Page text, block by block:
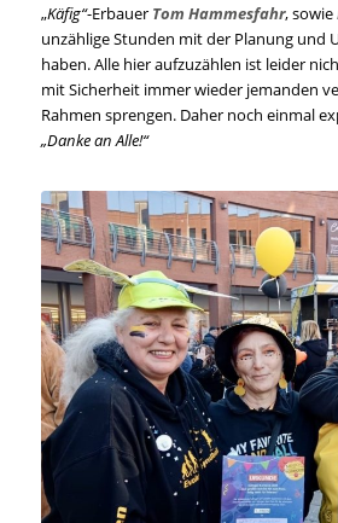
„Käfig“-Erbauer Tom Hammesfahr, sowie
unzählige Stunden mit der Planung und
haben. Alle hier aufzuzählen ist leider
mit Sicherheit immer wieder jemanden
Rahmen sprengen. Daher noch einmal
„Danke an Alle!“